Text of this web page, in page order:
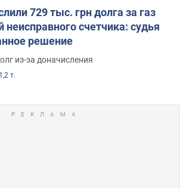
729 тыс. грн долга за газ
неисправного счетчика: судья
решение
из-за доначисления
т.